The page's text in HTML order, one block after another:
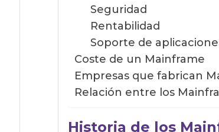
Seguridad
Rentabilidad
Soporte de
Coste de un Mainframe
Empresas que fabrican
Relación entre los
Historia de los